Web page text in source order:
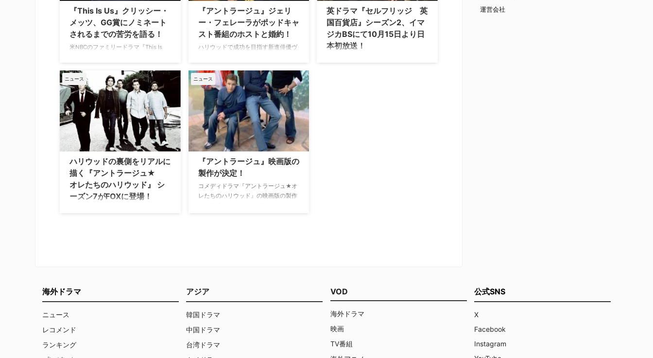
『This Is Us』クリッシー・
メッツ、GG賞にノミネート
されるまでの苦労を語る！
米NBCのファミリードラマ『This Is
ラマ部門助演女優賞にノミネートされ
たクリッシー・メッツ。彼女が、同賞
にノミネートされるまでに経験した苦
労を語っている。米E!Onllineが伝え
た。 クリッシーは、『アントラージュ
★オレたちのハリウッド』…
『アントラージュ』ジェリ
ー・フェレーラがポッドキャ
スト番組のホストと婚約！
ハリウッドで成功を目指す新進俳優ヴ
のハリウッド』で、タートルを演じた
ジェリー・フェレーラ。彼が、ポッド
キャスト番組でホストを務める恋人と
婚約したことが明らかとなった。米
E!Onlineが伝えている。 ジェリーが結
婚を申し込んだのは、ボッドキャスト
「Ba…
英ドラマ『セルフリッジ 英
国百貨店』シーズン2、イマ
ジカBSにて10月15日より日
本初放送！
ニュース
ハリウッドの裏側をリアルに
描く『アントラージュ★
オレたちのハリウッド』 シ
ーズン7がFOXに登場！
が、今シーズン…
ニュース
『アントラージュ』映画版の
製作が決定！
コメディドラマ『アントラージュ★オ
レたちのハリウッド』の映画版の製作
運営会社
海外ドラマ
ニュース
レコメンド
ランキング
アジア
韓国ドラマ
中国ドラマ
台湾ドラマ
VOD
海外ドラマ
映画
TV番組
公式SNS
X
Facebook
Instagram